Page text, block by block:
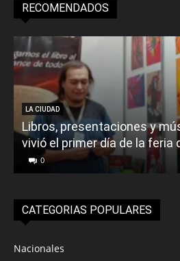
RECOMENDADOS
LA CIUDAD
Libros, presentaciones y
vivió el primer día de la feria
0
CATEGORIAS POPULARES
Nacionales